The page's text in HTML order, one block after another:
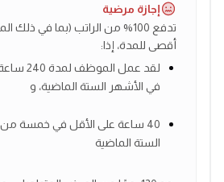
إجازة مرضية
تدفع 100% من الراتب (بما في
أقصى للمدة، إذا:
لقد عمل
في الأشهر الستة الماضية، و
40 ساعة على الأقل في خمسة
الستة الماضية